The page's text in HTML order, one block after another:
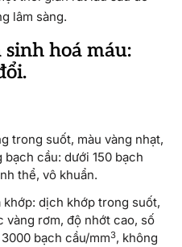
lâm sàng.
hoá máu:
trong suốt, màu vàng nhạt,
cầu: dưới 150 bạch
thể, vô khuẩn.
dịch khớp trong suốt,
vàng rơm, độ nhớt cao, số
bạch cầu/mm3, không